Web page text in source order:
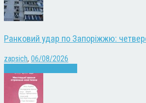
Ранковий удар по Запоріжжю:
zapsich, 06/08/2026